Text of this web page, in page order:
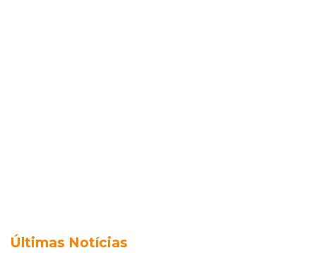
Últimas Notícias